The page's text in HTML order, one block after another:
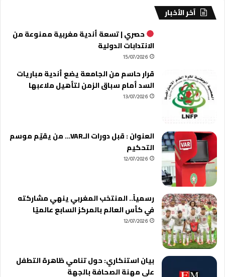
آخر الأخبار
حصري | تسعة أندية مغربية ممنوعة من
الانتدابات الدولية
15/07/2026
قرار حاسم من الجامعة يضع أندية مباريات
السد أمام سباق الزمن لتأهيل ملاعبها
13/07/2026
العنوان : قبل دورات الـVAR… من يقيّم موسم
التحكيم
12/07/2026
رسمياً.. المنتخب المغربي ينهي مشاركته
في كأس العالم بالمركز السابع عالميًا
12/07/2026
بيان استنكاري: حول تنامي ظاهرة التطفل
على مهنة الصحافة بالجهة